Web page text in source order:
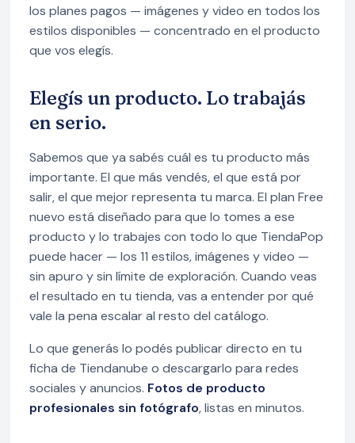
los planes pagos — imágenes y video en todos los
estilos disponibles — concentrado en el producto
que vos elegís.
Elegís un producto. Lo trabajás
en serio.
Sabemos que ya sabés cuál es tu producto más
importante. El que más vendés, el que está por
salir, el que mejor representa tu marca. El plan Free
nuevo está diseñado para que lo tomes a ese
producto y lo trabajes con todo lo que TiendaPop
puede hacer — los 11 estilos, imágenes y video —
sin apuro y sin límite de exploración. Cuando veas
el resultado en tu tienda, vas a entender por qué
vale la pena escalar al resto del catálogo.
Lo que generás lo podés publicar directo en tu
ficha de Tiendanube o descargarlo para redes
sociales y anuncios. Fotos de producto
profesionales sin fotógrafo, listas en minutos.